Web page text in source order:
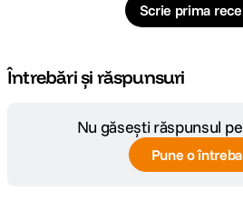
Scrie prima
Întrebări și răspunsuri
Nu găsești răspunsul
Pune o